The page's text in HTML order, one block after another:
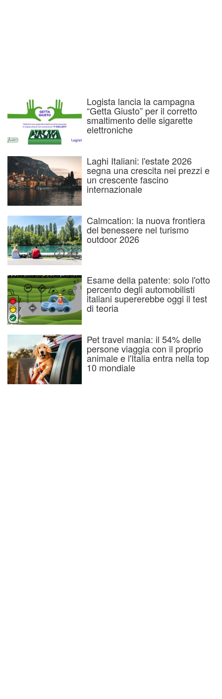
Logista lancia la campagna
“Getta Giusto” per il corretto
smaltimento delle sigarette
elettroniche
Laghi Italiani: l'estate 2026
segna una crescita nei prezzi e
un crescente fascino
internazionale
Calmcation: la nuova frontiera
del benessere nel turismo
outdoor 2026
Esame della patente: solo l'otto
percento degli automobilisti
italiani supererebbe oggi il test
di teoria
Pet travel mania: il 54% delle
persone viaggia con il proprio
animale e l'Italia entra nella top
10 mondiale